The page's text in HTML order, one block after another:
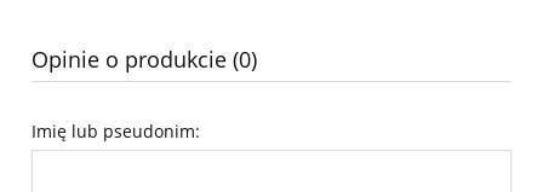
Opinie o produkcie (0)
Imię lub pseudonim: